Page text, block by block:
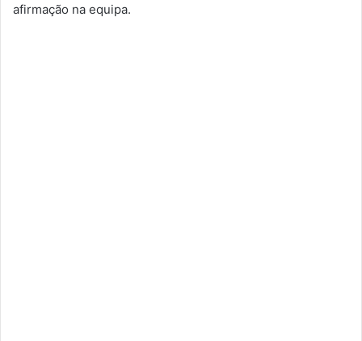
afirmação na equipa.